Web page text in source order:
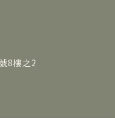
8樓之2